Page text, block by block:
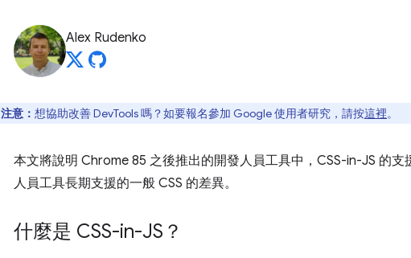
Alex Rudenko
注意： 想協助改善 DevTools 嗎？如要報名參加 Google 使用者研究，請按這裡。
本文將說明 Chrome 85 之後推出的開發人員工具中，CSS-in-JS 的
人員工具長期支援的一般 CSS 的差異。
什麼是 CSS-in-JS？